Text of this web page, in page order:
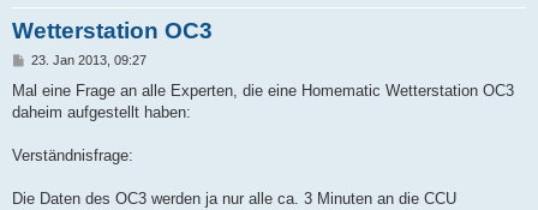
Wetterstation OC3
B
i
r
23. Jan 2013, 09:27
Mal eine Frage an alle Experten, die eine Homematic Wetterstation OC3
daheim aufgestellt haben:
Verständnisfrage:
Die Daten des OC3 werden ja nur alle ca. 3 Minuten an die CCU